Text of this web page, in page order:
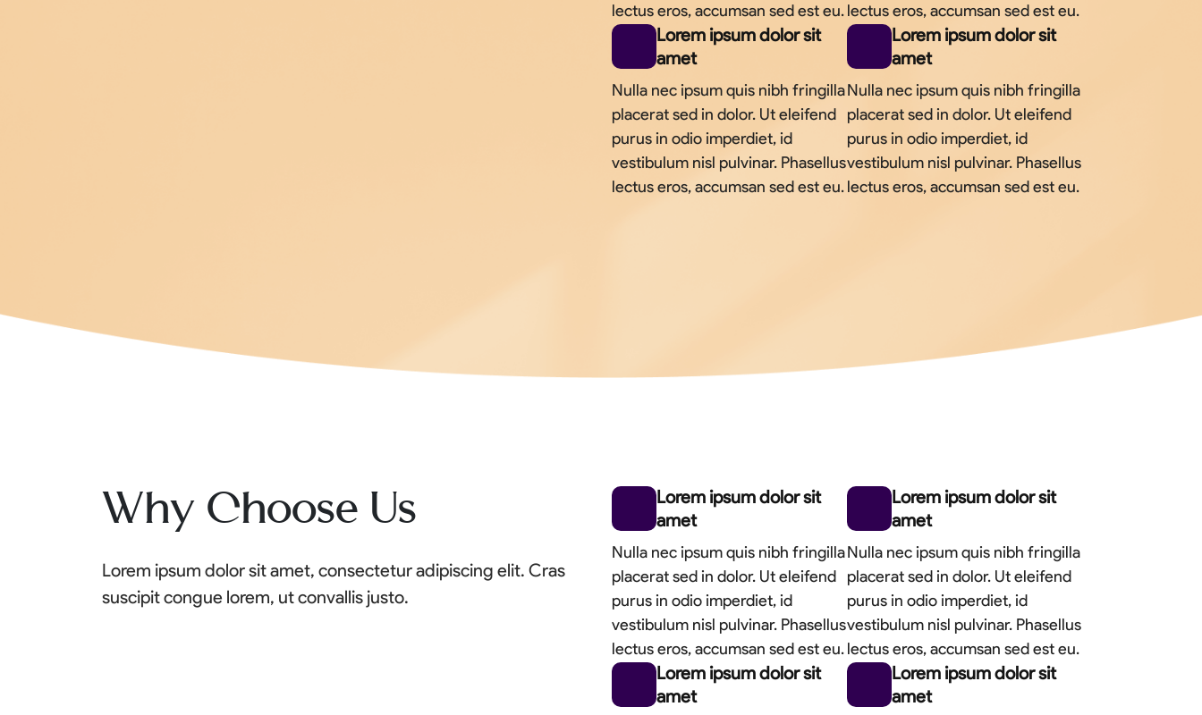
lectus eros, accumsan sed est eu.lectus eros, accumsan sed est eu.
Lorem ipsum dolor sit
amet
Nulla nec ipsum quis nibh fringilla
placerat sed in dolor. Ut eleifend
purus in odio imperdiet, id
vestibulum nisl pulvinar. Phasellus
lectus eros, accumsan sed est eu.
Lorem ipsum dolor sit
amet
Nulla nec ipsum quis nibh fringilla
placerat sed in dolor. Ut eleifend
purus in odio imperdiet, id
vestibulum nisl pulvinar. Phasellus
lectus eros, accumsan sed est eu.
Why Choose Us
Lorem ipsum dolor sit amet, consectetur adipiscing elit. Cras
suscipit congue lorem, ut convallis justo.
Lorem ipsum dolor sit
amet
Nulla nec ipsum quis nibh fringilla
placerat sed in dolor. Ut eleifend
purus in odio imperdiet, id
vestibulum nisl pulvinar. Phasellus
lectus eros, accumsan sed est eu.
Lorem ipsum dolor sit
amet
Nulla nec ipsum quis nibh fringilla
placerat sed in dolor. Ut eleifend
purus in odio imperdiet, id
vestibulum nisl pulvinar. Phasellus
lectus eros, accumsan sed est eu.
Lorem ipsum dolor sit
amet
Lorem ipsum dolor sit
amet